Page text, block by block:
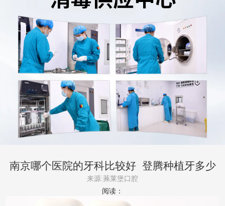
南京哪个医院的牙科比较好_登腾种植牙多少
一颗
来源:茀莱堡口腔
阅读：